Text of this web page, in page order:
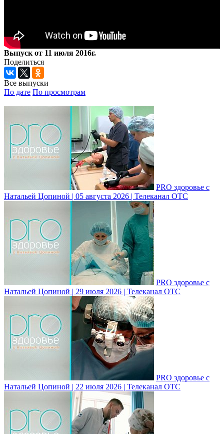
Выпуск от 11 июля 2016г.
Поделиться
Все выпуски
По дате По просмотрам
PRO здоровье с
Натальей Цопиной | 05 августа 2026 | Телеканал ОТС
PRO здоровье с
Натальей Цопиной | 29 июля 2026 | Телеканал ОТС
PRO здоровье с
Натальей Цопиной | 22 июля 2026 | Телеканал ОТС